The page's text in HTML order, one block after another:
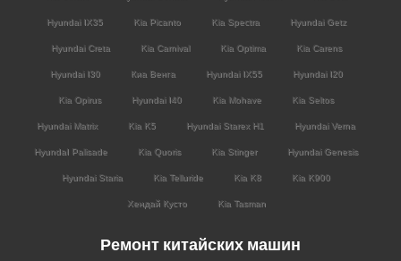
Hyundai IX35 Kia Picanto Kia Spectra Hyundai Getz
Hyundai Creta Kia Carnival Kia Optima Kia Carens
Hyundai I30 Киа Венга Hyundai IX55 Hyundai I20
Kia Opirus Hyundai I40 Kia Mohave Kia Seltos
Hyundai Matrix Kia K5 Hyundai Starex H1 Hyundai Verna
HyundaI Palisade Kia Quoris Kia Stinger Hyundai Genesis
Hyundai Staria Kia Telluride Kia K8 Kia K900
Хендай Кусто Kia Tasman
Ремонт китайских машин